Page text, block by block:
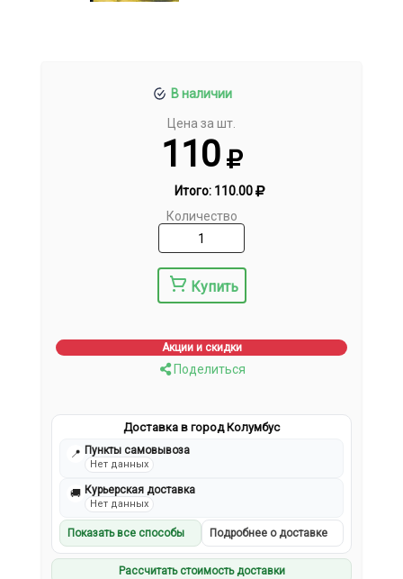
В наличии
Цена за шт.
110
Итого: 110.00
Количество
Купить
Акции и скидки
Поделиться
Доставка в город Колумбус
📍 Пункты самовывоза
Нет данных
🚚 Курьерская доставка
Нет данных
Показать все способы Подробнее о доставке
Рассчитать стоимость доставки